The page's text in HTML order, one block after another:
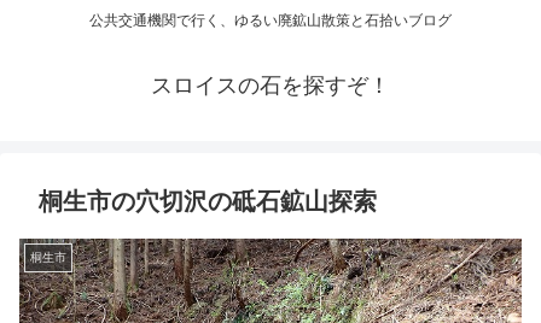
公共交通機関で行く、ゆるい廃鉱山散策と石拾いブログ
スロイスの石を探すぞ！
桐生市の穴切沢の砥石鉱山探索
桐生市